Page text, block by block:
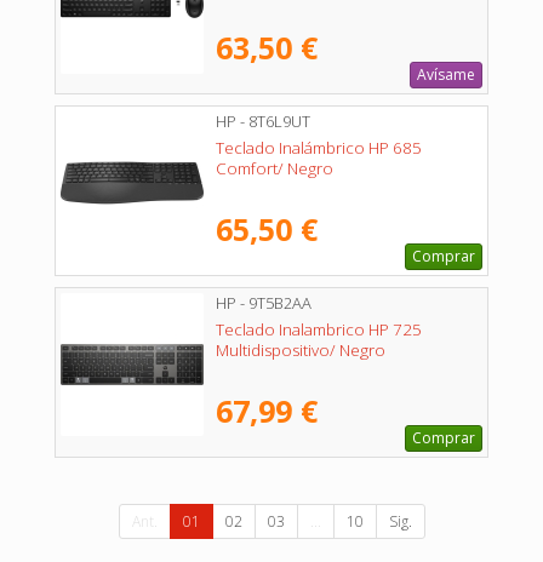
63,50 €
Avísame
HP - 8T6L9UT
Teclado Inalámbrico HP 685
Comfort/ Negro
65,50 €
Comprar
HP - 9T5B2AA
Teclado Inalambrico HP 725
Multidispositivo/ Negro
67,99 €
Comprar
Ant. 01 02 03 ... 10 Sig.